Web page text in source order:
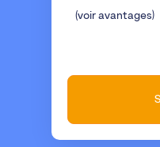
(voir avantages)